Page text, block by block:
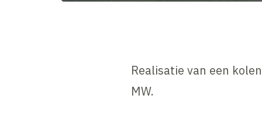
Realisatie van een
MW.